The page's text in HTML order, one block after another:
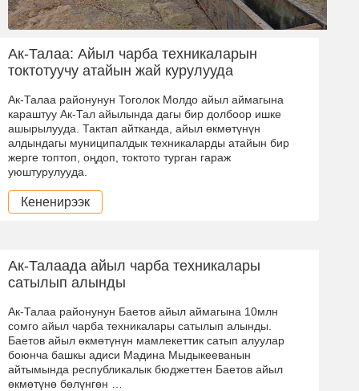
Ак-Талаа: Айыл чарба техникаларын
токтотуучу атайын жай курулууда
Ак-Талаа районунун Тоголок Молдо айыл аймагына
караштуу Ак-Тал айылында дагы бир долбоор ишке
ашырылууда. Тактап айтканда, айыл өкмөтүнүн
алдындагы муниципалдык техникаларды атайын бир
жерге топтоп, оңдоп, токтото турган гараж
уюштурулууда.
Кененирээк
Ак-Талаада айыл чарба техникалары
сатылып алынды
Ак-Талаа районунун Баетов айыл аймагына 10млн
сомго айыл чарба техникалары сатылып алынды.
Баетов айыл өкмөтүнүн мамлекеттик сатып алуулар
боюнча башкы адиси Мадина Мыдыкееванын
айтымында республикалык бюджеттен Баетов айыл
өкмөтүнө бөлүнгөн …